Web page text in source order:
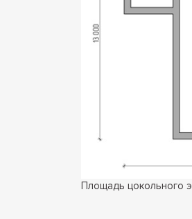
Площадь цокольного